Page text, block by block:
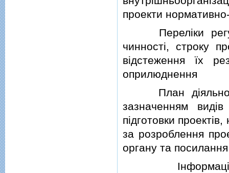
проекти
Перелiки
чинностi, строку
вiдстеження їх
оприлюднення
План дiяльностi
зазначенням
пiдготовки
за розроблення
органу та
Iнформацiя